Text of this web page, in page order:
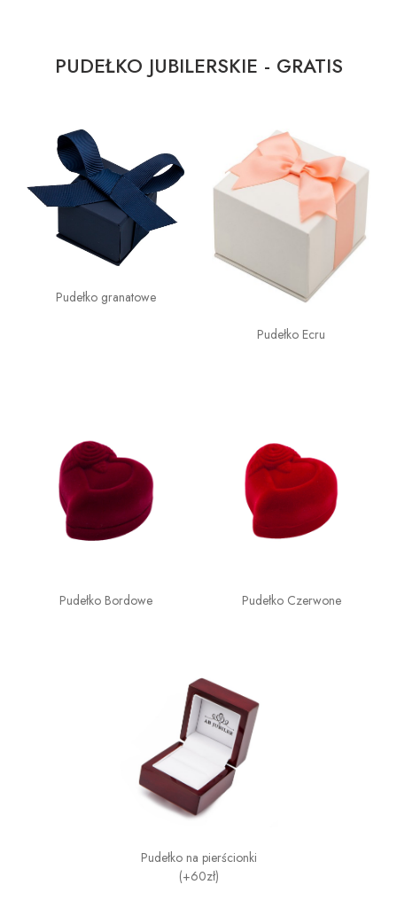
PUDEŁKO JUBILERSKIE - GRATIS
Pudełko granatowe
Pudełko Ecru
Pudełko Bordowe Pudełko Czerwone
Pudełko na pierścionki
(+60zł)